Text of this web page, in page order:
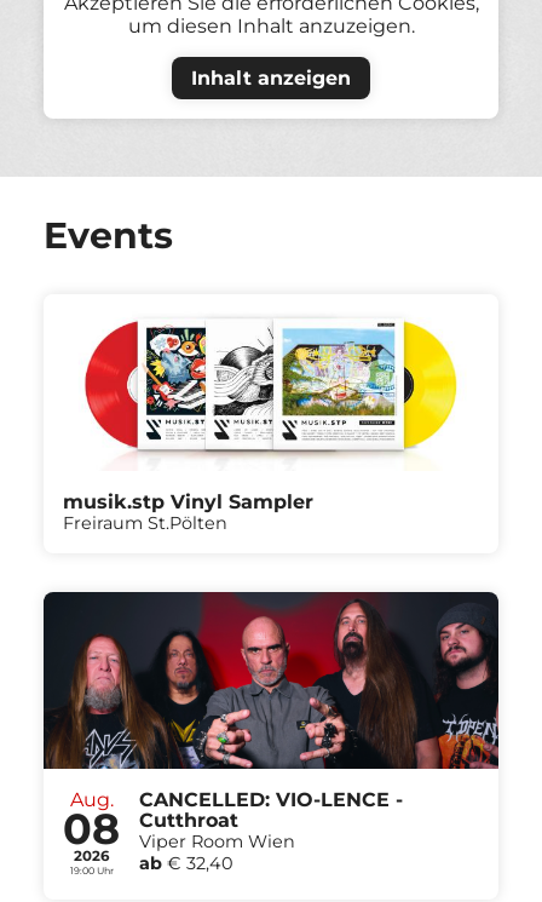
um diesen Inhalt anzuzeigen.
Inhalt anzeigen
Events
musik.stp Vinyl Sampler
Freiraum St.Pölten
Aug.
08
2026
19:00 Uhr
CANCELLED: VIO-LENCE -
Cutthroat
Viper Room Wien
ab € 32,40